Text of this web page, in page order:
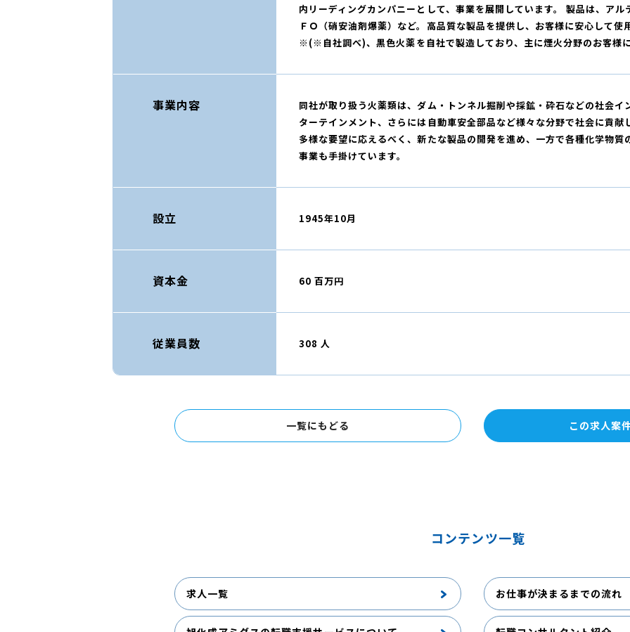
内リーディングカンパニーとして、事業を展開しています。 製品は、ア
ＦＯ（硝安油剤爆薬）など。高品質な製品を提供し、お客様に安心して
※(※自社調べ)、黒色火薬を自社で製造しており、主に煙火分野のお客様に
事業内容
同社が取り扱う火薬類は、ダム・トンネル掘削や採鉱・砕石などの社会
ターテインメント、さらには自動車安全部品など様々な分野で社会に貢献
多様な要望に応えるべく、新たな製品の開発を進め、一方で各種化学物
事業も手掛けています。
設立 1945年10月
資本金 60 百万円
従業員数 308 人
一覧にもどる この求人案
コンテンツ一覧
求人一覧 お仕事が決まるまでの流れ